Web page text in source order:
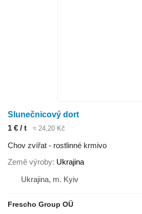
Slunečnicový dort
1 € / t
≈ 24,20 Kč
Chov zvířat - rostlinné krmivo
Země výroby Ukrajina
Ukrajina, m. Kyiv
Frescho Group OÜ